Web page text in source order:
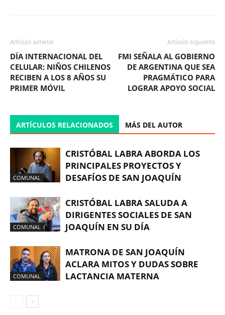
Artículo anterior
DÍA INTERNACIONAL DEL
CELULAR: NIÑOS CHILENOS
RECIBEN A LOS 8 AÑOS SU
PRIMER MÓVIL
Artículo siguiente
FMI SEÑALA AL GOBIERNO
DE ARGENTINA QUE SEA
PRAGMÁTICO PARA
LOGRAR APOYO SOCIAL
ARTÍCULOS RELACIONADOS MÁS DEL AUTOR
COMUNAL
CRISTÓBAL LABRA ABORDA LOS
PRINCIPALES PROYECTOS Y
DESAFÍOS DE SAN JOAQUÍN
COMUNAL
CRISTÓBAL LABRA SALUDA A
DIRIGENTES SOCIALES DE SAN
JOAQUÍN EN SU DÍA
COMUNAL
MATRONA DE SAN JOAQUÍN
ACLARA MITOS Y DUDAS SOBRE
LACTANCIA MATERNA